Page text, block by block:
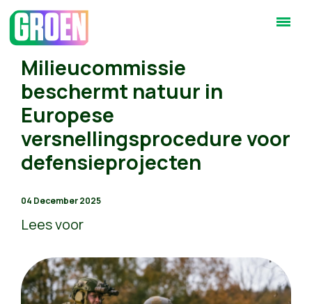
Milieucommissie
beschermt natuur in
Europese
versnellingsprocedure voor
defensieprojecten
04 December 2025
Lees voor